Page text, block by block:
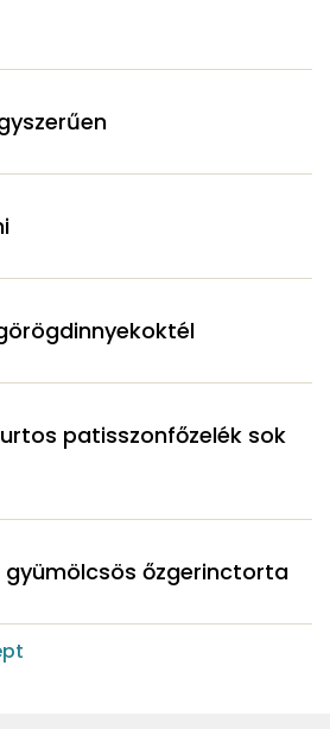
patisszonfőzelék sok
őzgerinctorta